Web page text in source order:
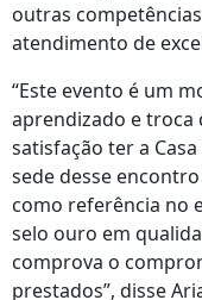
outras
atendimento de
“Este evento é um
aprendizado e troca
satisfação ter a
sede desse
como referência no
selo ouro em
comprova o
prestados”, disse